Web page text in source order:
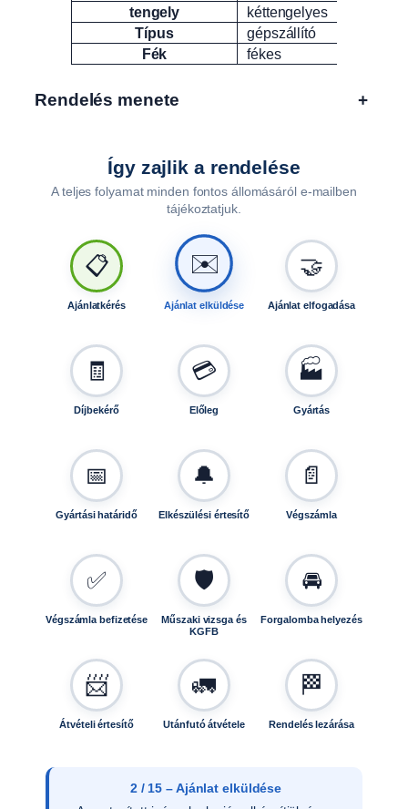
tengely
kéttengelyes
Típus
gépszállító
Fék
fékes
Rendelés menete +
Így zajlik a rendelése
A teljes folyamat minden fontos állomásáról e-mailben
tájékoztatjuk.
📋
Ajánlatkérés
✉️
Ajánlat elküldése
🤝
Ajánlat elfogadása
🧾
Díjbekérő
💳
Előleg
🏭
Gyártás
📅
Gyártási határidő
🔔
Elkészülési értesítő
📄
Végszámla
✅
Végszámla befizetése
🛡️
Műszaki vizsga és
KGFB
🚘
Forgalomba helyezés
📨
Átvételi értesítő
🚛
Utánfutó átvétele
🏁
Rendelés lezárása
3 / 15 – Ajánlat elfogadása